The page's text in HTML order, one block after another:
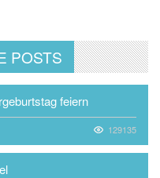
POSTS
feiern
129135